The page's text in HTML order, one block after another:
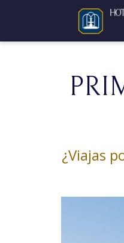
¿Viajas